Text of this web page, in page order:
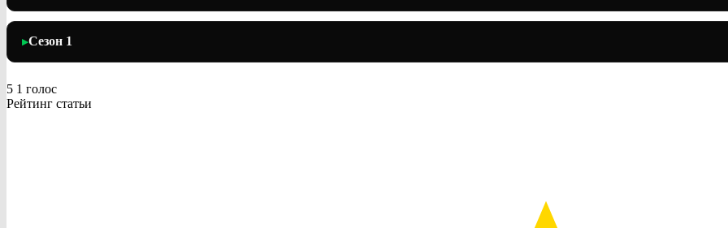
▶Сезон 1
5 1 голос
Рейтинг статьи